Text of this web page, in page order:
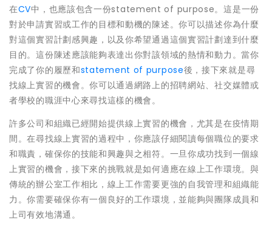
在CV中，也應該包含一份statement of purpose。這是一份
對於申請實習或工作的目標和動機的陳述。你可以描述你為什麼
對這個實習計劃感興趣，以及你希望通過這個實習計劃達到什麼
目的。這份陳述應該能夠表達出你對該領域的熱情和動力。當你
完成了你的履歷和statement of purpose後，接下來就是尋
找線上實習的機會。你可以通過網路上的招聘網站、社交媒體或
者學校的職涯中心來尋找這樣的機會。
許多公司和組織已經開始提供線上實習的機會，尤其是在疫情期
間。在尋找線上實習的過程中，你應該仔細閱讀每個職位的要求
和職責，確保你的技能和興趣與之相符。一旦你成功找到一個線
上實習的機會，接下來的挑戰就是如何適應在線上工作環境。與
傳統的辦公室工作相比，線上工作需要更強的自我管理和組織能
力。你需要確保你有一個良好的工作環境，並能夠與團隊成員和
上司有效地溝通。